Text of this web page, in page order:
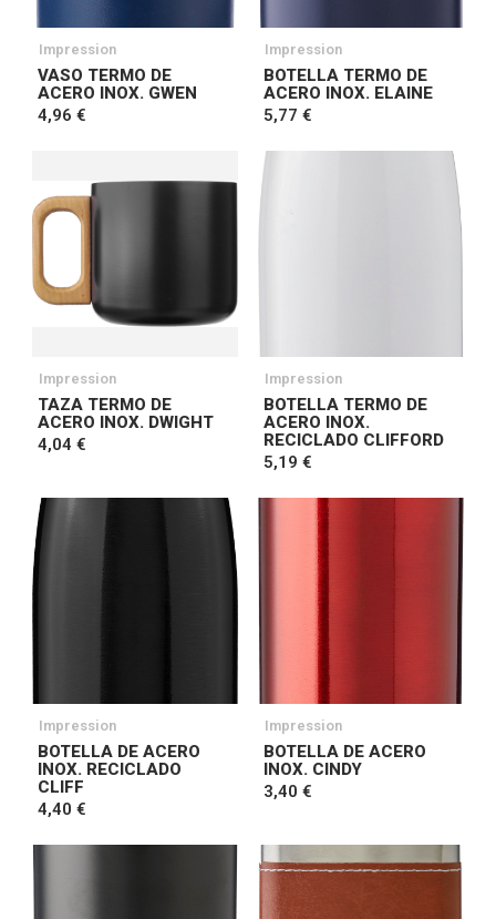
Impression
VASO TERMO DE
ACERO INOX. GWEN
4,96 €
Impression
BOTELLA TERMO DE
ACERO INOX. ELAINE
5,77 €
Impression
TAZA TERMO DE
ACERO INOX. DWIGHT
4,04 €
Impression
BOTELLA TERMO DE
ACERO INOX.
RECICLADO CLIFFORD
5,19 €
Impression
BOTELLA DE ACERO
INOX. RECICLADO
CLIFF
4,40 €
Impression
BOTELLA DE ACERO
INOX. CINDY
3,40 €